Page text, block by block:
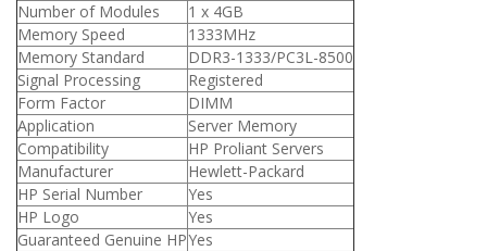
Number of Modules
1 x 4GB
Memory Speed
1333MHz
Memory Standard
DDR3-1333/PC3L-8500
Signal Processing
Registered
Form Factor
DIMM
Application
Server Memory
Compatibility
HP Proliant Servers
Manufacturer
Hewlett-Packard
HP Serial Number
Yes
HP Logo
Yes
Guaranteed Genuine HPYes